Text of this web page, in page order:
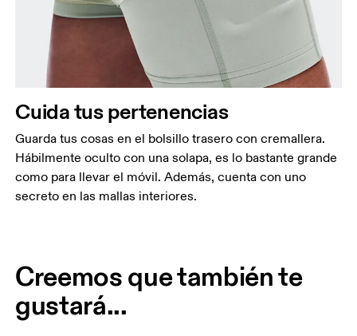
Cuida tus pertenencias
Guarda tus cosas en el bolsillo trasero con cremallera.
Hábilmente oculto con una solapa, es lo bastante grande
como para llevar el móvil. Además, cuenta con uno
secreto en las mallas interiores.
Creemos que también te
gustará...